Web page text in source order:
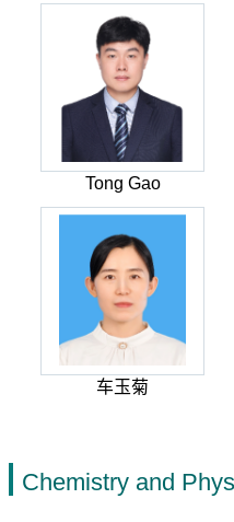
Tong Gao
车玉菊
Chemistry and